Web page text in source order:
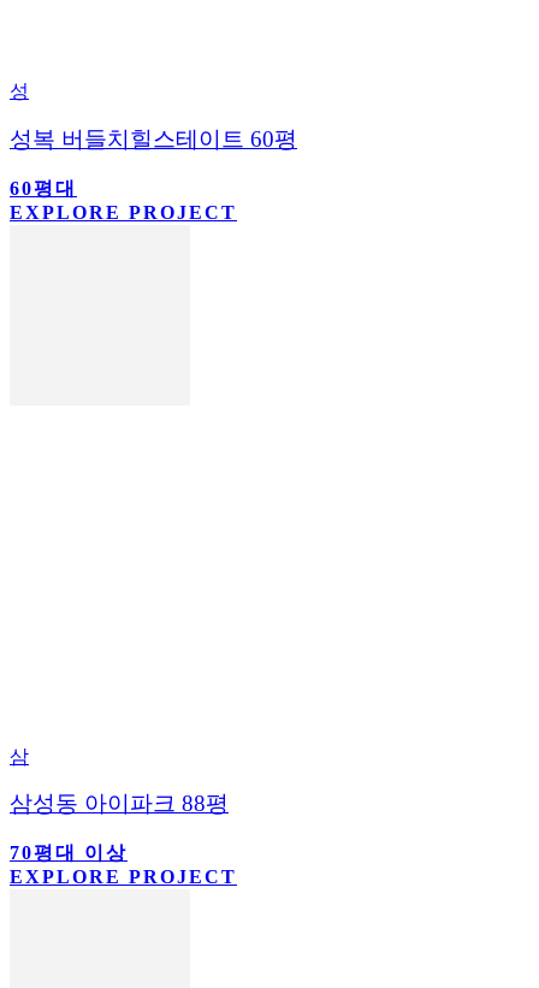
성
성복 버들치힐스테이트 60평
60평대
EXPLORE PROJECT
삼
삼성동 아이파크 88평
70평대 이상
EXPLORE PROJECT